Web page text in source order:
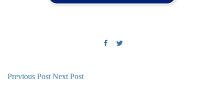
Previous Post Next Post